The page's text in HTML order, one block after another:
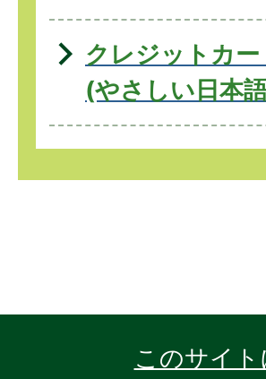
クレジットカ
(やさしい日本
このサイ